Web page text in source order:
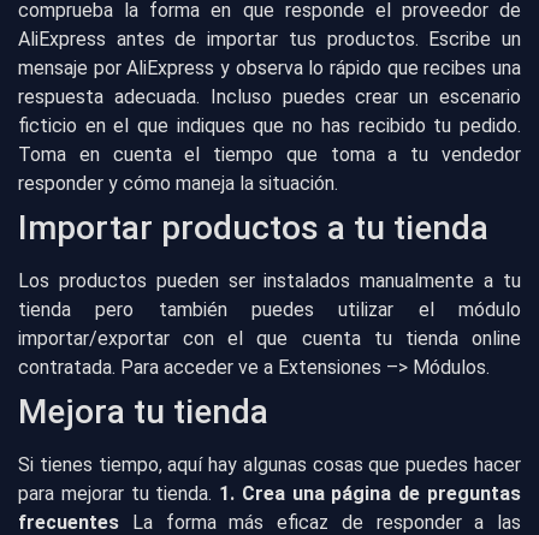
comprueba la forma en que responde el proveedor de
AliExpress antes de importar tus productos. Escribe un
mensaje por AliExpress y observa lo rápido que recibes una
respuesta adecuada. Incluso puedes crear un escenario
ficticio en el que indiques que no has recibido tu pedido.
Toma en cuenta el tiempo que toma a tu vendedor
responder y cómo maneja la situación.
Importar productos a tu tienda
Los productos pueden ser instalados manualmente a tu
tienda pero también puedes utilizar el módulo
importar/exportar con el que cuenta tu tienda online
contratada. Para acceder ve a Extensiones –> Módulos.
Mejora tu tienda
Si tienes tiempo, aquí hay algunas cosas que puedes hacer
para mejorar tu tienda. 1. Crea una página de preguntas
frecuentes La forma más eficaz de responder a las